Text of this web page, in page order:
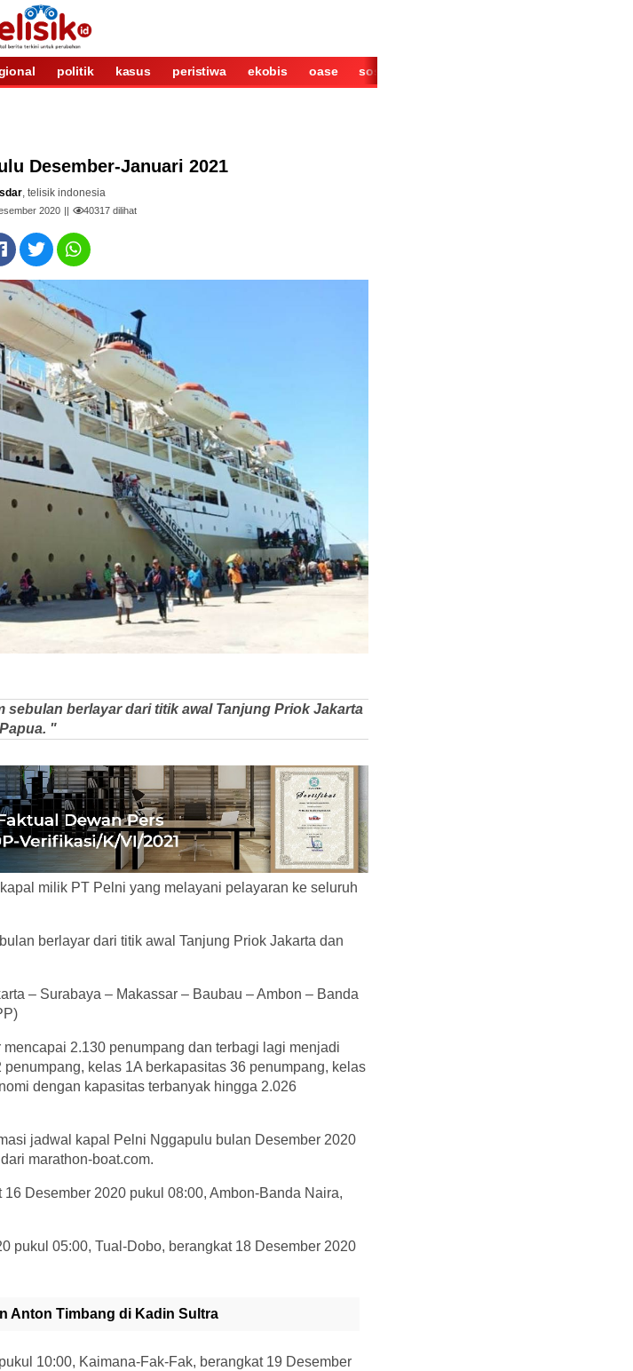
politik kasus peristiwa ekobis oase sosok
Desember-Januari 2021
, telisik indonesia
2020 40317dilihat
sebulan berlayar dari titik awal Tanjung Priok Jakarta
"
milik PT Pelni yang melayani pelayaran ke seluruh
berlayar dari titik awal Tanjung Priok Jakarta dan
– Surabaya – Makassar – Baubau – Ambon – Banda
2.130 penumpang dan terbagi lagi menjadi
kelas 1A berkapasitas 36 penumpang, kelas
dengan kapasitas terbanyak hingga 2.026
jadwal kapal Pelni Nggapulu bulan Desember 2020
marathon-boat.com.
Desember 2020 pukul 08:00, Ambon-Banda Naira,
pukul 05:00, Tual-Dobo, berangkat 18 Desember 2020
Anton Timbang di Kadin Sultra
10:00, Kaimana-Fak-Fak, berangkat 19 Desember